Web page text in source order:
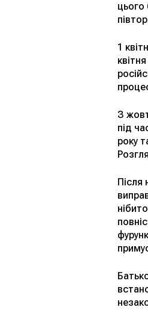
цього
1
З
під
року
Після